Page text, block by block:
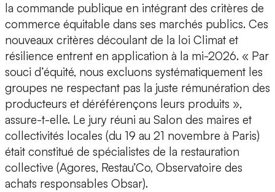
la commande publique en intégrant des critères de
commerce équitable dans ses marchés publics. Ces
nouveaux critères découlant de la loi Climat et
résilience entrent en application à la mi-2026. « Par
souci d’équité, nous excluons systématiquement les
groupes ne respectant pas la juste rémunération des
producteurs et déréférençons leurs produits »,
assure-t-elle. Le jury réuni au Salon des maires et
collectivités locales (du 19 au 21 novembre à Paris)
était constitué de spécialistes de la restauration
collective (Agores, Restau’Co, Observatoire des
achats responsables Obsar).